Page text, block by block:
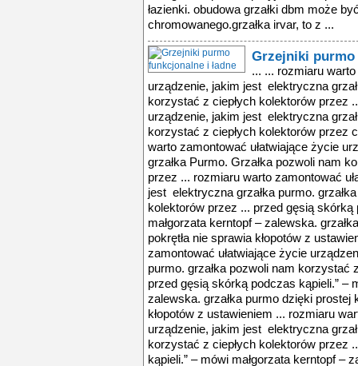
łazienki. obudowa grzałki dbm może
chromowanego.grzałka irvar, to z ...
Grzejniki purmo
... ... rozmiaru
urządzenie, jakim jest elektryczna
korzystać z ciepłych kolektorów przez
urządzenie, jakim jest elektryczna
korzystać z ciepłych kolektorów przez
warto zamontować ułatwiające życie
grzałka Purmo. Grzałka pozwoli nam
przez ... rozmiaru warto zamontować
jest elektryczna grzałka purmo.
kolektorów przez ... przed gęsią skórką
małgorzata kerntopf – zalewska.
pokrętła nie sprawia kłopotów z
zamontować ułatwiające życie
purmo. grzałka pozwoli nam korzystać
przed gęsią skórką podczas kąpieli.” –
zalewska. grzałka purmo dzięki prostej
kłopotów z ustawieniem ... rozmiaru
urządzenie, jakim jest elektryczna
korzystać z ciepłych kolektorów przez
kąpieli.” – mówi małgorzata kerntopf –